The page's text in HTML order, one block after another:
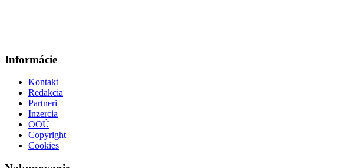
Informácie
Kontakt
Redakcia
Partneri
Inzercia
OOÚ
Copyright
Cookies